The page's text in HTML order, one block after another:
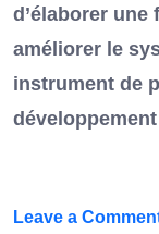
d’élaborer
améliorer le
instrument de
Leave a